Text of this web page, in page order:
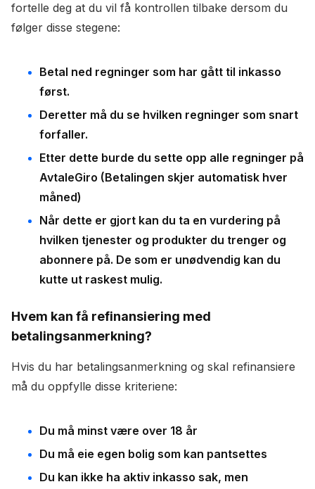
fortelle deg at du vil få kontrollen tilbake dersom du
følger disse stegene:
Betal ned regninger som har gått til inkasso
først.
Deretter må du se hvilken regninger som snart
forfaller.
Etter dette burde du sette opp alle regninger på
AvtaleGiro (Betalingen skjer automatisk hver
måned)
Når dette er gjort kan du ta en vurdering på
hvilken tjenester og produkter du trenger og
abonnere på. De som er unødvendig kan du
kutte ut raskest mulig.
Hvem kan få refinansiering med
betalingsanmerkning?
Hvis du har betalingsanmerkning og skal refinansiere
må du oppfylle disse kriteriene:
Du må minst være over 18 år
Du må eie egen bolig som kan pantsettes
Du kan ikke ha aktiv inkasso sak, men